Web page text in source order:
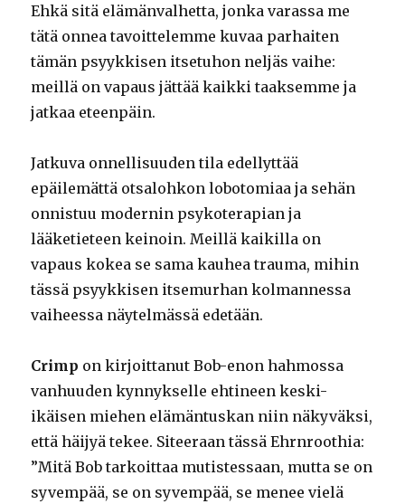
Ehkä sitä elämänvalhetta, jonka varassa me
tätä onnea tavoittelemme kuvaa parhaiten
tämän psyykkisen itsetuhon neljäs vaihe:
meillä on vapaus jättää kaikki taaksemme ja
jatkaa eteenpäin.
Jatkuva onnellisuuden tila edellyttää
epäilemättä otsalohkon lobotomiaa ja sehän
onnistuu modernin psykoterapian ja
lääketieteen keinoin. Meillä kaikilla on
vapaus kokea se sama kauhea trauma, mihin
tässä psyykkisen itsemurhan kolmannessa
vaiheessa näytelmässä edetään.
Crimp on kirjoittanut Bob-enon hahmossa
vanhuuden kynnykselle ehtineen keski-
ikäisen miehen elämäntuskan niin näkyväksi,
että häijyä tekee. Siteeraan tässä Ehrnroothia:
”Mitä Bob tarkoittaa mutistessaan, mutta se on
syvempää, se on syvempää, se menee vielä